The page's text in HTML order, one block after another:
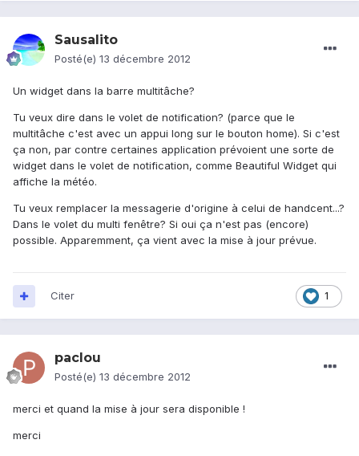
Sausalito
Posté(e) 13 décembre 2012
Un widget dans la barre multitâche?
Tu veux dire dans le volet de notification? (parce que le
multitâche c'est avec un appui long sur le bouton home). Si c'est
ça non, par contre certaines application prévoient une sorte de
widget dans le volet de notification, comme Beautiful Widget qui
affiche la météo.
Tu veux remplacer la messagerie d'origine à celui de handcent...?
Dans le volet du multi fenêtre? Si oui ça n'est pas (encore)
possible. Apparemment, ça vient avec la mise à jour prévue.
1
Citer
paclou
Posté(e) 13 décembre 2012
merci et quand la mise à jour sera disponible !
merci